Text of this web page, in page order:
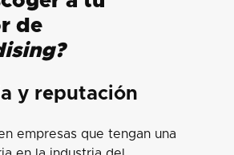
de
y reputación
empresas que tengan una